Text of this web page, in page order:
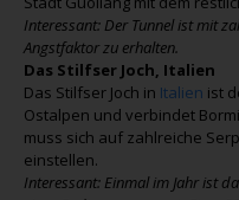
Interessant: Der Tunnel ist mit
Angstfaktor zu erhalten.
Das Stilfser Joch, Italien
Das Stilfser Joch in Italien ist
Ostalpen und verbindet
muss sich auf zahlreiche
einstellen.
Interessant: Einmal im Jahr ist